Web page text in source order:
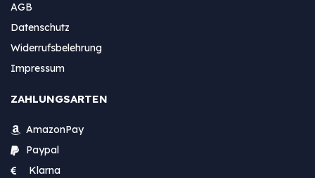
AGB
Datenschutz
Widerrufsbelehrung
Impressum
ZAHLUNGSARTEN
AmazonPay
Paypal
Klarna